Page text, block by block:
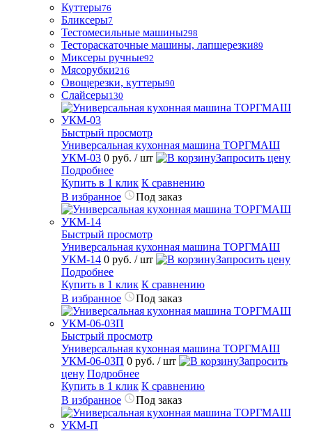
Куттеры76
Бликсеры7
Тестомесильные машины298
Тестораскаточные машины, лапшерезки89
Миксеры ручные92
Мясорубки216
Овощерезки, куттеры90
Слайсеры130
Быстрый просмотр
Универсальная кухонная машина ТОРГМАШ
УКМ-03 0 руб. / шт
Запросить цену
Подробнее
Купить в 1 клик К сравнению
В избранное
Под заказ
Быстрый просмотр
Универсальная кухонная машина ТОРГМАШ
УКМ-14 0 руб. / шт
Запросить цену
Подробнее
Купить в 1 клик К сравнению
В избранное
Под заказ
Быстрый просмотр
Универсальная кухонная машина ТОРГМАШ
УКМ-06-03П 0 руб. / шт
Запросить
цену Подробнее
Купить в 1 клик К сравнению
В избранное
Под заказ